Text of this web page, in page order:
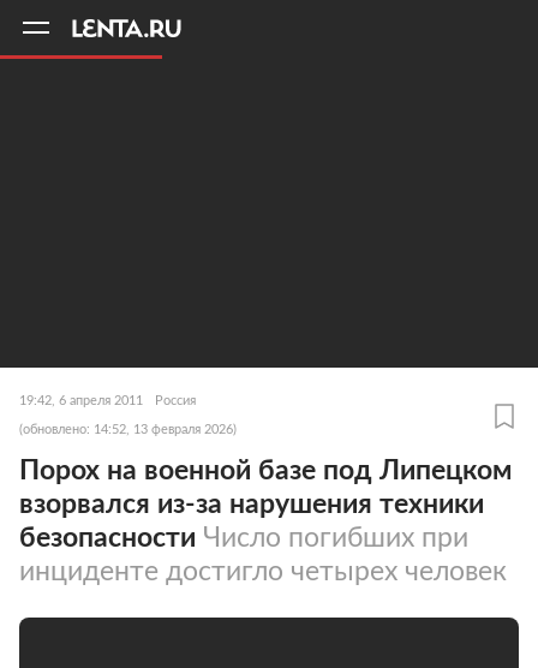
19:42, 6 апреля 2011 Россия
(обновлено: 14:52, 13 февраля 2026)
Порох на военной базе под Липецком
взорвался из-за нарушения техники
безопасности Число погибших при
инциденте достигло четырех человек